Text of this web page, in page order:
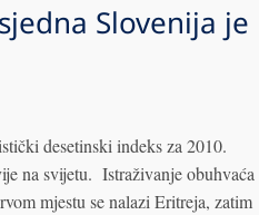
Slovenija je
desetinski indeks za 2010.
na svijetu. Istraživanje obuhvaća
mjestu se nalazi Eritreja, zatim